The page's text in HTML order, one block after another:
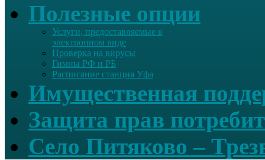
Полезные опции
Услуги, предоставляемые в
электронном виде
Проверка на вирусы
Гимны РФ и РБ
Расписание станция Уфа
Имущественная
Защита прав
Село Питяково –